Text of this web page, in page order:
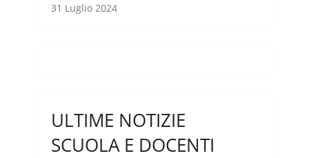
31 Luglio 2024
ULTIME NOTIZIE
SCUOLA E DOCENTI